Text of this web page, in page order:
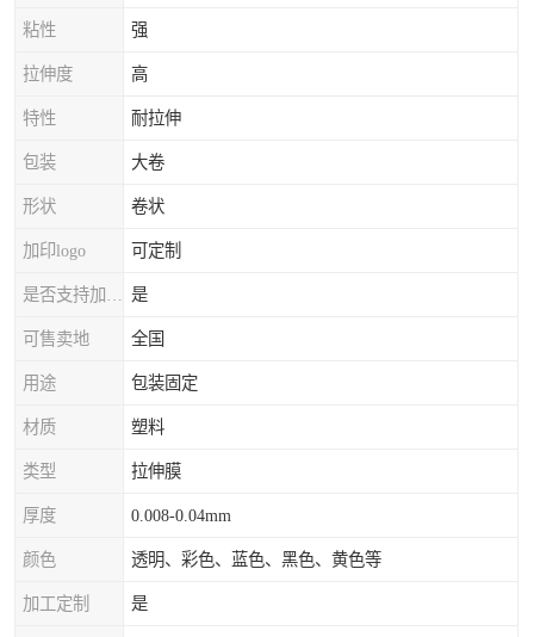
粘性 强
拉伸度 高
特性 耐拉伸
包装 大卷
形状 卷状
加印logo 可定制
是
可售卖地 全国
用途 包装固定
材质 塑料
类型 拉伸膜
厚度 0.008-0.04mm
颜色 透明、彩色、蓝色、黑色、黄色等
加工定制 是